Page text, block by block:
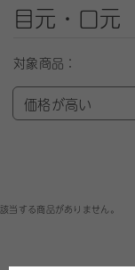
目元・口元
対象商品：
価格が高い
該当する商品がありません。